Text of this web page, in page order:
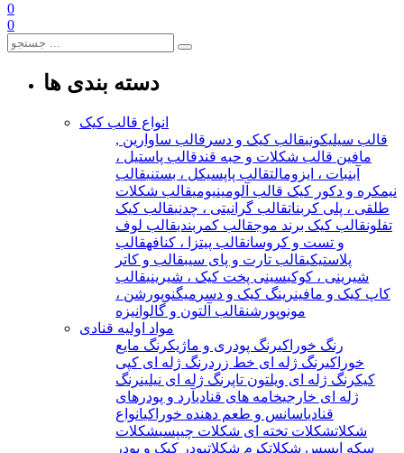
0
0
دسته بندی ها
انواع قالب کیک
قالب سیلیکونیقالب کیک و دسر قالب ساوارین ,
مافین قالب شکلات و حبه قندقالب پاستیل ،
آبنبات ، ایزومالتقالب پاپسیکل ، بستنیقالب
نیمکره و دکور کیک قالب آلومینیومیقالب شکلات
طلقی ، پلی کربناتقالب گرانیتی ، چدنیقالب کیک
تفلونقالب کیک برند موجقالب کمربندیقالب لوف
و تست و کروسانقالب پیتزا ، کنافهقالب
پلاستیکیقالب تارت و پای سیبقالب و کاتر
شیرینی ، کوکیسینی پخت کیک ، شیرینیقالب
کاپ کیک و مافینرینگ کیک و دسر میگنوپورشن ،
مونوپورشنقالب آلتون و گالوانیزه
مواد اولیه قنادی
رنگ خوراکیرنگ پودری و ماژیکرنگ مایع
خوراکیرنگ ژله ای خط زردرنگ ژله ای کپی
کیکرنگ ژله ای ویلتون تاپرنگ ژله ای نیلینرنگ
ژله ای خارجیخامه های قنادیآرد و پودرهای
قنادیاسانس و طعم دهنده خوراکیانواع
شکلاتشکلات تخته ای شکلات چیپسیشکلات
سکه ایسس شکلاتکرم شکلاتپودر کیک و پودر